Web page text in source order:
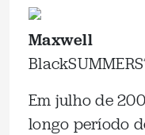
Maxwell
Em julho de
longo período